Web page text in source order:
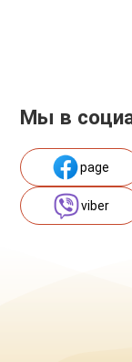
Мы в
page
viber